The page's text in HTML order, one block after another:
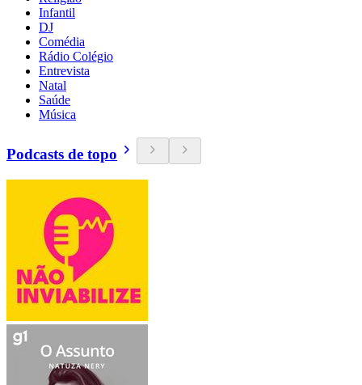
Infantil
DJ
Comédia
Rádio Colégio
Entrevista
Natal
Saúde
Música
Podcasts de topo